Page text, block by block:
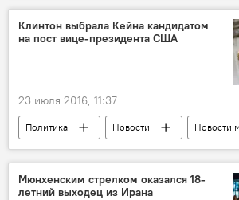
Клинтон выбрала Кейна кандидатом
на пост вице-президента США
23 июля 2016, 11:37
Политика Новости Новости
Мюнхенским стрелком оказался 18-
летний выходец из Ирана